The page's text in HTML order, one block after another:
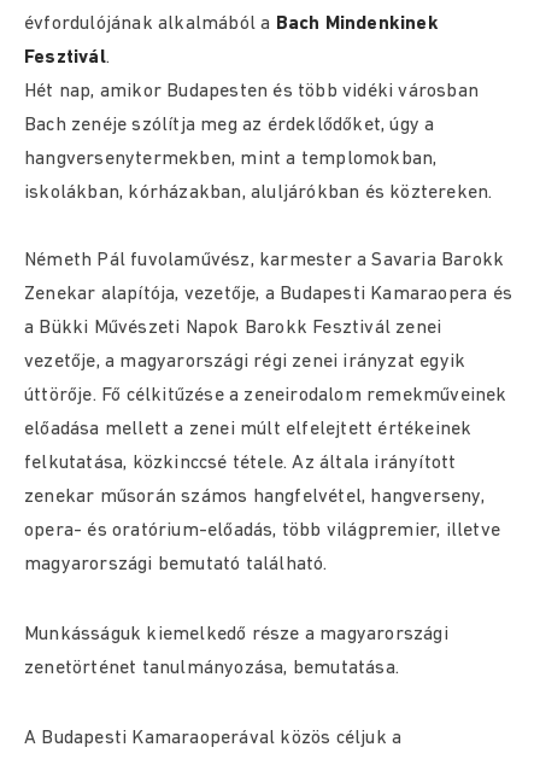
évfordulójának alkalmából a Bach Mindenkinek
Fesztivál.
Hét nap, amikor Budapesten és több vidéki városban
Bach zenéje szólítja meg az érdeklődőket, úgy a
hangversenytermekben, mint a templomokban,
iskolákban, kórházakban, aluljárókban és köztereken.
Németh Pál fuvolaművész, karmester a Savaria Barokk
Zenekar alapítója, vezetője, a Budapesti Kamaraopera és
a Bükki Művészeti Napok Barokk Fesztivál zenei
vezetője, a magyarországi régi zenei irányzat egyik
úttörője. Fő célkitűzése a zeneirodalom remekműveinek
előadása mellett a zenei múlt elfelejtett értékeinek
felkutatása, közkinccsé tétele. Az általa irányított
zenekar műsorán számos hangfelvétel, hangverseny,
opera- és oratórium-előadás, több világpremier, illetve
magyarországi bemutató található.
Munkásságuk kiemelkedő része a magyarországi
zenetörténet tanulmányozása, bemutatása.
A Budapesti Kamaraoperával közös céljuk a